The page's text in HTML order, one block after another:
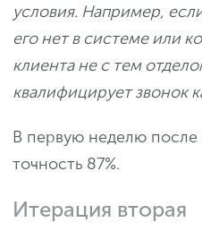
условия. Например,
его нет в системе или
клиента не с тем
квалифицирует звонок
В первую неделю после
точность 87%.
Итерация вторая